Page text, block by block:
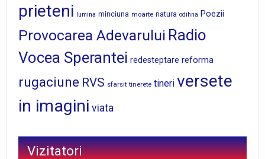
prieteni lumina minciuna moarte natura odihna Poezii
Provocarea Adevarului Radio
Vocea Sperantei redesteptare reforma
rugaciune RVS sfarsit tinerete tineri versete
in imagini viata
Vizitatori